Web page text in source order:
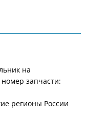
на
запчасти:
регионы России